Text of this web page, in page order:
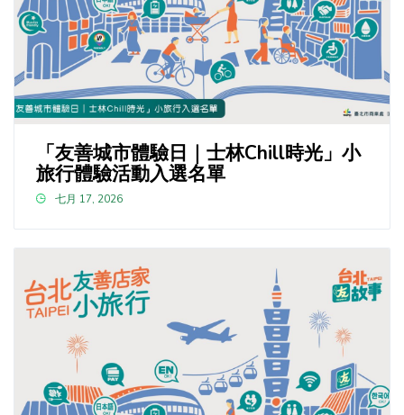
「友善城市體驗日｜士林Chill時光」小
旅行體驗活動入選名單
七月 17, 2026